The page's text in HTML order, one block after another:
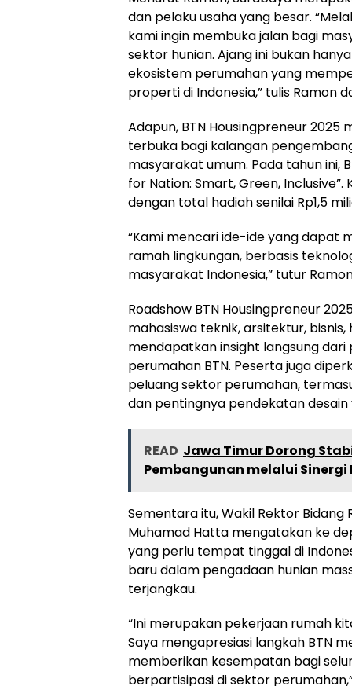
dan pelaku usaha yang besar.
kami ingin membuka jalan bagi
sektor hunian. Ajang ini bukan
ekosistem perumahan yang
properti di Indonesia,” tulis Ramon
Adapun, BTN Housingpreneur
terbuka bagi kalangan
masyarakat umum. Pada tahun ini,
for Nation: Smart, Green,
dengan total hadiah senilai Rp1,5
“Kami mencari ide-ide yang dapat
ramah lingkungan, berbasis
masyarakat Indonesia,” tutur
Roadshow BTN Housingpreneur
mahasiswa teknik, arsitektur,
mendapatkan insight langsung
perumahan BTN. Peserta juga
peluang sektor perumahan,
dan pentingnya pendekatan
READ Jawa Timur Dorong
Pembangunan melalui
Sementara itu, Wakil Rektor Bidang
Muhamad Hatta mengatakan ke
yang perlu tempat tinggal di
baru dalam pengadaan hunian
terjangkau.
“Ini merupakan pekerjaan rumah
Saya mengapresiasi langkah BTN
memberikan kesempatan bagi
berpartisipasi di sektor